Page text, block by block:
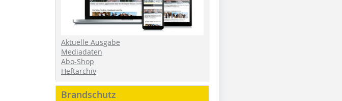
Aktuelle Ausgabe
Mediadaten
Abo-Shop
Heftarchiv
Brandschutz